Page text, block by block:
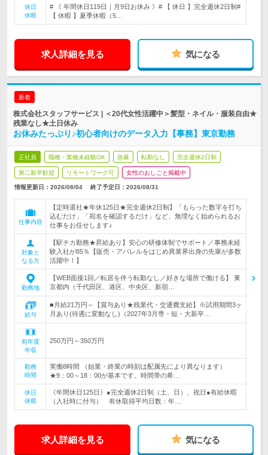
休日
休暇
# 《 年間休日119日｜月9日お休み 》# 【 休日 】完全週休2日制#
【 休暇 】夏季休暇（5…
求人詳細を見る 気になる
新着
株式会社スタッフサービス | ＜20代女性活躍中＞髪型・ネイル・服装自由★
残業なし★土日休み
お休みたっぷり♪初心者向けのデータ入力【事務】東京勤務
正社員 職種・業種未経験OK 急募 転勤なし 完全週休2日制
第二新卒歓迎 リモートワーク可 女性のおしごと掲載中
情報更新日：2026/08/04 終了予定日： 2026/08/31
仕事内容
【定時退社★年休125日★完全週休2日制】「もらった数字を打ち
込むだけ」「宛名を確認するだけ」など、無理なく始められるお
仕事をお任せします♪
対象と
なる方
【駅チカ勤務★昇給あり】安心の研修体制でサポート／事務未経
験入社が85％【販売・アパレルをはじめ異業界出身の先輩が多数
活躍中！】
勤務地
【WEB面接1回／転居を伴う転勤なし／好きな場所で働ける】 東
京都内（千代田区、港区、中央区、新宿…
給与
■月給21万円～【賞与あり★残業代・交通費支給】※試用期間3ヶ
月あり(待遇に変動なし)（2027年3月専・短・大新卒…
初年度
年収
250万円～350万円
勤務
時間
実働8時間 （始業・終業の時刻は配属先により異なります）
★9：00～18：00が基本です。時間帯の希…
休日
休暇
《年間休日125日》●完全週休2日制（土、日）、祝日●有給休暇
（入社時に付与） 有休取得平均日数：年…
求人詳細を見る 気になる